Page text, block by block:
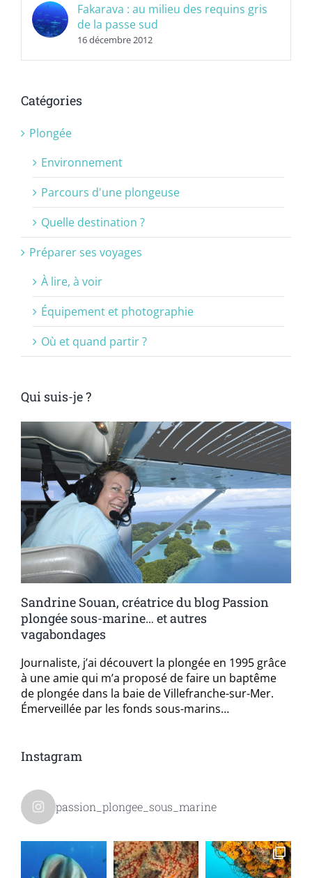
Fakarava : au milieu des requins gris
de la passe sud
16 décembre 2012
Catégories
Plongée
Environnement
Parcours d'une plongeuse
Quelle destination ?
Préparer ses voyages
À lire, à voir
Équipement et photographie
Où et quand partir ?
Qui suis-je ?
Sandrine Souan, créatrice du blog Passion
plongée sous-marine… et autres
vagabondages
Journaliste, j’ai découvert la plongée en 1995 grâce
à une amie qui m’a proposé de faire un baptême
de plongée dans la baie de Villefranche-sur-Mer.
Émerveillée par les fonds sous-marins…
Instagram
passion_plongee_sous_marine